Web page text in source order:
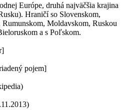
Európe, druhá najväčšia krajina
Hraničí so Slovenskom,
Moldavskom, Ruskou
a s Poľskom.
pojem]